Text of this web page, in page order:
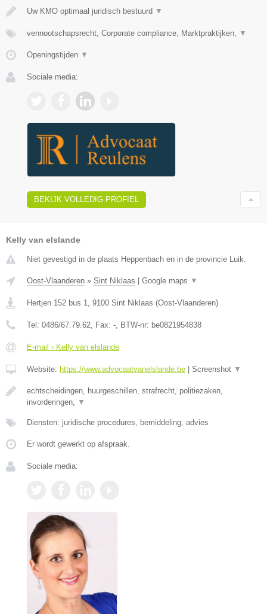
Uw KMO optimaal juridisch bestuurd ▼
vennootschapsrecht, Corporate compliance, Marktpraktijken, ▼
Openingstijden ▼
Sociale media:
BEKIJK VOLLEDIG PROFIEL
Kelly van elslande
Niet gevestigd in de plaats Heppenbach en in de provincie Luik.
Oost-Vlaanderen » Sint Niklaas Google maps ▼
Hertjen 152 bus 1, 9100 Sint Niklaas (Oost-Vlaanderen)
Tel: 0486/67.79.62, Fax: -, BTW-nr: be0821954838
E-mail › Kelly van elslande
Website: https://www.advocaatvanelslande.be Screenshot ▼
echtscheidingen, huurgeschillen, strafrecht, politiezaken,
invorderingen, ▼
Diensten: juridische procedures, bemiddeling, advies
Er wordt gewerkt op afspraak.
Sociale media: